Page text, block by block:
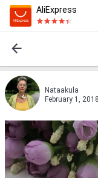
AliExpress
Nataakula
February 1, 2018